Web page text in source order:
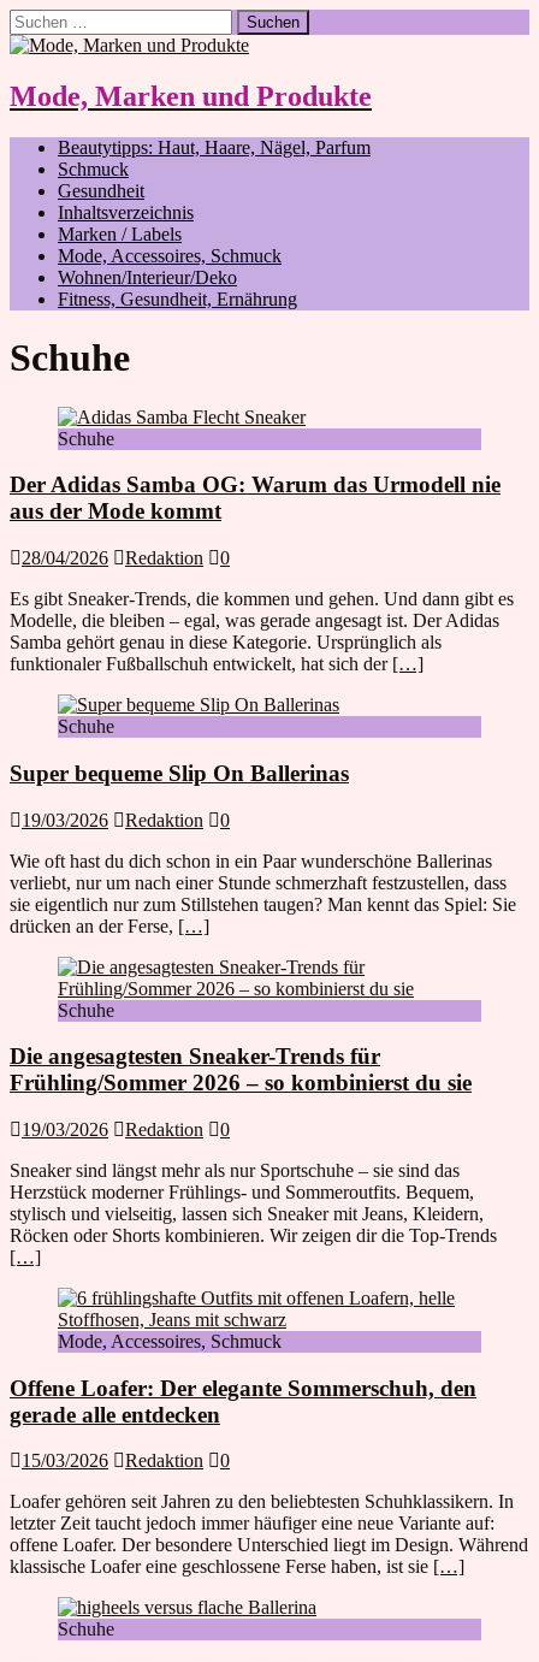
Suchen
nach:
Mode, Marken und Produkte
Beautytipps: Haut, Haare, Nägel, Parfum
Schmuck
Gesundheit
Inhaltsverzeichnis
Marken / Labels
Mode, Accessoires, Schmuck
Wohnen/Interieur/Deko
Fitness, Gesundheit, Ernährung
Schuhe
Schuhe
Der Adidas Samba OG: Warum das Urmodell nie
aus der Mode kommt
28/04/2026 Redaktion
0
Es gibt Sneaker-Trends, die kommen und gehen. Und dann gibt es
Modelle, die bleiben – egal, was gerade angesagt ist. Der Adidas
Samba gehört genau in diese Kategorie. Ursprünglich als
funktionaler Fußballschuh entwickelt, hat sich der […]
Schuhe
Super bequeme Slip On Ballerinas
19/03/2026 Redaktion
0
Wie oft hast du dich schon in ein Paar wunderschöne Ballerinas
verliebt, nur um nach einer Stunde schmerzhaft festzustellen, dass
sie eigentlich nur zum Stillstehen taugen? Man kennt das Spiel: Sie
drücken an der Ferse, […]
Schuhe
Die angesagtesten Sneaker-Trends für
Frühling/Sommer 2026 – so kombinierst du sie
19/03/2026 Redaktion
0
Sneaker sind längst mehr als nur Sportschuhe – sie sind das
Herzstück moderner Frühlings- und Sommeroutfits. Bequem,
stylisch und vielseitig, lassen sich Sneaker mit Jeans, Kleidern,
Röcken oder Shorts kombinieren. Wir zeigen dir die Top-Trends
[…]
Mode, Accessoires, Schmuck
Offene Loafer: Der elegante Sommerschuh, den
gerade alle entdecken
15/03/2026 Redaktion
0
Loafer gehören seit Jahren zu den beliebtesten Schuhklassikern. In
letzter Zeit taucht jedoch immer häufiger eine neue Variante auf:
offene Loafer. Der besondere Unterschied liegt im Design. Während
klassische Loafer eine geschlossene Ferse haben, ist sie […]
Schuhe